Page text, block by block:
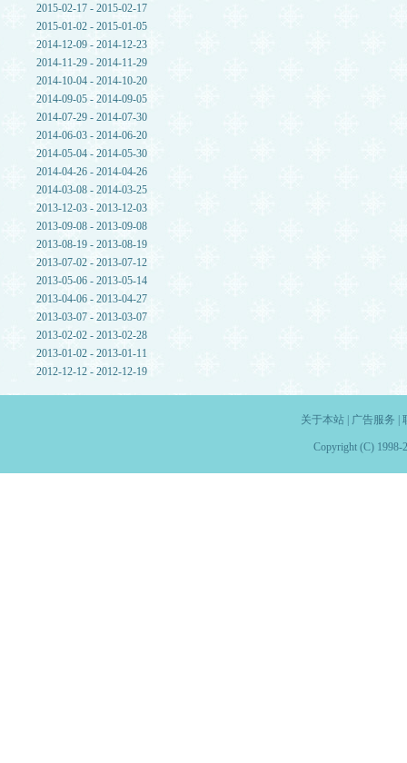
2015-02-17 - 2015-02-17
2015-01-02 - 2015-01-05
2014-12-09 - 2014-12-23
2014-11-29 - 2014-11-29
2014-10-04 - 2014-10-20
2014-09-05 - 2014-09-05
2014-07-29 - 2014-07-30
2014-06-03 - 2014-06-20
2014-05-04 - 2014-05-30
2014-04-26 - 2014-04-26
2014-03-08 - 2014-03-25
2013-12-03 - 2013-12-03
2013-09-08 - 2013-09-08
2013-08-19 - 2013-08-19
2013-07-02 - 2013-07-12
2013-05-06 - 2013-05-14
2013-04-06 - 2013-04-27
2013-03-07 - 2013-03-07
2013-02-02 - 2013-02-28
2013-01-02 - 2013-01-11
2012-12-12 - 2012-12-19
关于本站| 广告服务
Copyright (C) 1998-